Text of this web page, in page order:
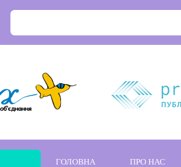
ГОЛОВНА ПРО НАС